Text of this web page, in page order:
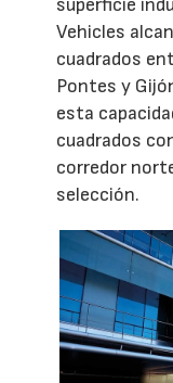
superficie
Vehicles
cuadrados
Pontes y
esta
cuadrados
corredor
selección.